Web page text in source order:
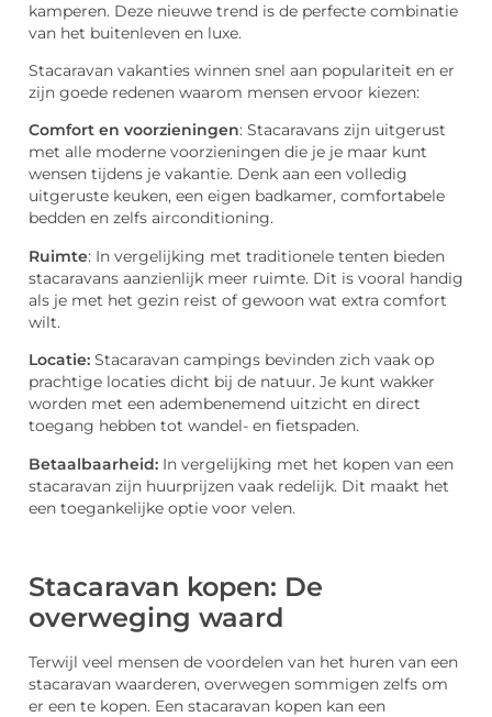
kamperen. Deze nieuwe trend is de perfecte combinatie
van het buitenleven en luxe.
Stacaravan vakanties winnen snel aan populariteit en er
zijn goede redenen waarom mensen ervoor kiezen:
Comfort en voorzieningen: Stacaravans zijn uitgerust
met alle moderne voorzieningen die je je maar kunt
wensen tijdens je vakantie. Denk aan een volledig
uitgeruste keuken, een eigen badkamer, comfortabele
bedden en zelfs airconditioning.
Ruimte: In vergelijking met traditionele tenten bieden
stacaravans aanzienlijk meer ruimte. Dit is vooral handig
als je met het gezin reist of gewoon wat extra comfort
wilt.
Locatie: Stacaravan campings bevinden zich vaak op
prachtige locaties dicht bij de natuur. Je kunt wakker
worden met een adembenemend uitzicht en direct
toegang hebben tot wandel- en fietspaden.
Betaalbaarheid: In vergelijking met het kopen van een
stacaravan zijn huurprijzen vaak redelijk. Dit maakt het
een toegankelijke optie voor velen.
Stacaravan kopen: De
overweging waard
Terwijl veel mensen de voordelen van het huren van een
stacaravan waarderen, overwegen sommigen zelfs om
er een te kopen. Een stacaravan kopen kan een